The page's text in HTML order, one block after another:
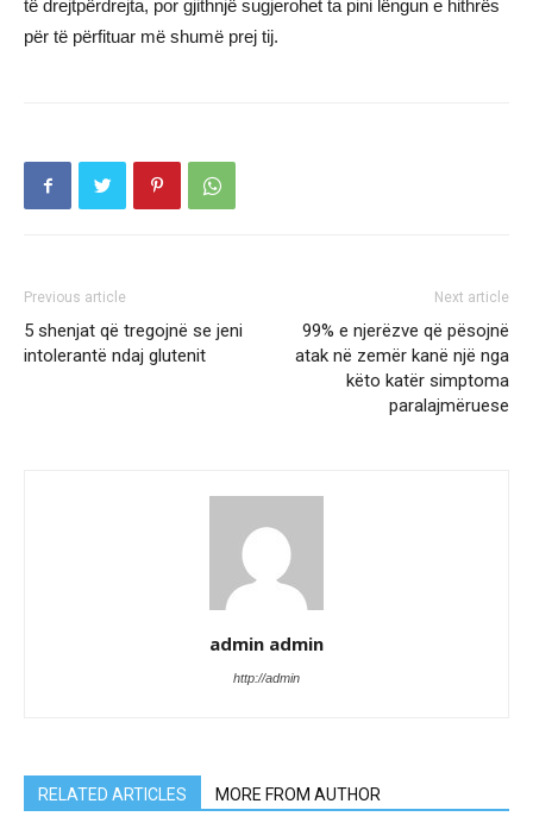
të drejtpërdrejta, por gjithnjë sugjerohet ta pini lëngun e hithrës
për të përfituar më shumë prej tij.
Previous article
5 shenjat që tregojnë se jeni
intolerantë ndaj glutenit
Next article
99% e njerëzve që pësojnë
atak në zemër kanë një nga
këto katër simptoma
paralajmëruese
admin admin
http://admin
RELATED ARTICLES MORE FROM AUTHOR